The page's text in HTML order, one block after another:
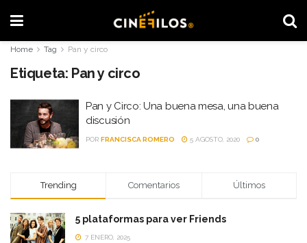
Home Tag Pan y circo
Etiqueta: Pan y circo
Pan y Circo: Una buena mesa, una buena
discusión
POR FRANCISCA ROMERO 5 AGOSTO, 2020 0
Trending Comentarios Últimos
5 plataformas para ver Friends
7 ENERO, 2025